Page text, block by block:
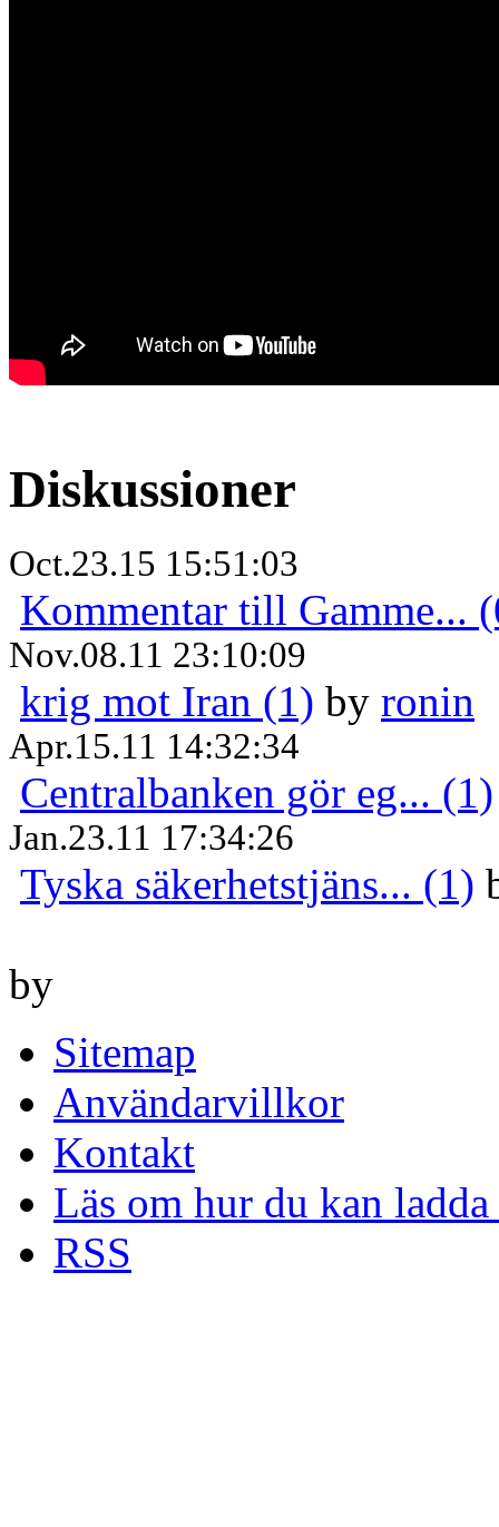
Diskussioner
Oct.23.15 15:51:03
Kommentar till Gamme...
Nov.08.11 23:10:09
krig mot Iran (1) by ronin
Apr.15.11 14:32:34
Centralbanken gör eg... (1)
Jan.23.11 17:34:26
Tyska säkerhetstjäns... (1)
by
Sitemap
Användarvillkor
Kontakt
Läs om hur du kan
RSS